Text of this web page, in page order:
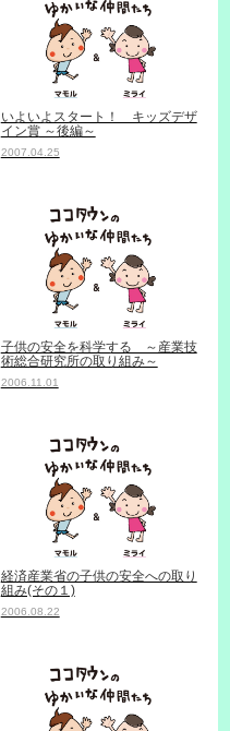
いよいよスタート！ キッズデザ
イン賞 ～後編～
2007.04.25
子供の安全を科学する ～産業技
術総合研究所の取り組み～
2006.11.01
経済産業省の子供の安全への取り
組み(その１)
2006.08.22